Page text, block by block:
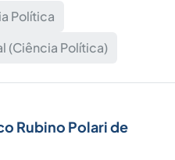
Política
(Ciência Política)
Rubino Polari de